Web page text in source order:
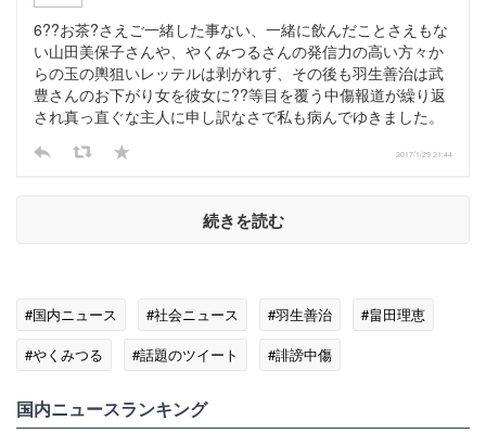
6??お茶?さえご一緒した事ない、一緒に飲んだことさえもな
い山田美保子さんや、やくみつるさんの発信力の高い方々か
らの玉の輿狙いレッテルは剥がれず、その後も羽生善治は武
豊さんのお下がり女を彼女に??等目を覆う中傷報道が繰り返
され真っ直ぐな主人に申し訳なさで私も病んでゆきました。
2017/1/29 21:44
続きを読む
#国内ニュース #社会ニュース #羽生善治
#畠田理恵
#やくみつる
#話題のツイート #誹謗中傷
国内ニュースランキング